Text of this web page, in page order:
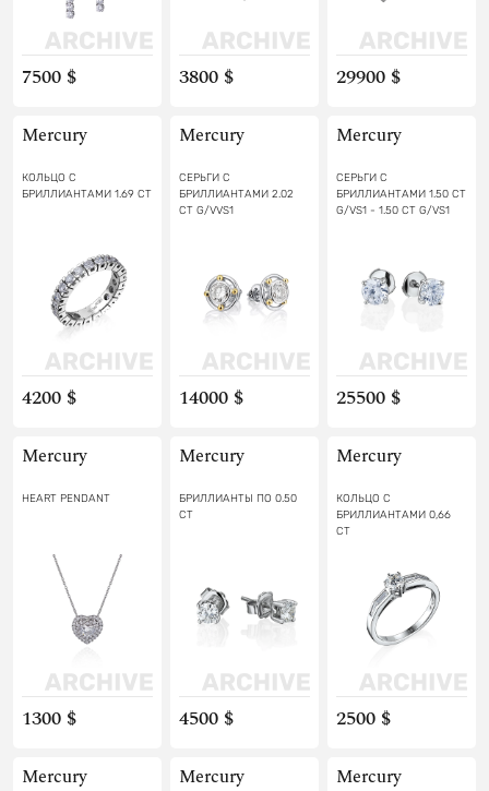
7500 $ 3800 $ 29900 $
Mercury
КОЛЬЦО С
БРИЛЛИАНТАМИ 1.69 CT
4200 $
Mercury
СЕРЬГИ С
БРИЛЛИАНТАМИ 2.02
CT G/VVS1
14000 $
Mercury
СЕРЬГИ С
БРИЛЛИАНТАМИ 1.50 CT
G/VS1 - 1.50 CT G/VS1
25500 $
Mercury
HEART PENDANT
1300 $
Mercury
БРИЛЛИАНТЫ ПО 0.50
CT
4500 $
Mercury
КОЛЬЦО С
БРИЛЛИАНТАМИ 0,66
CT
2500 $
Mercury Mercury Mercury